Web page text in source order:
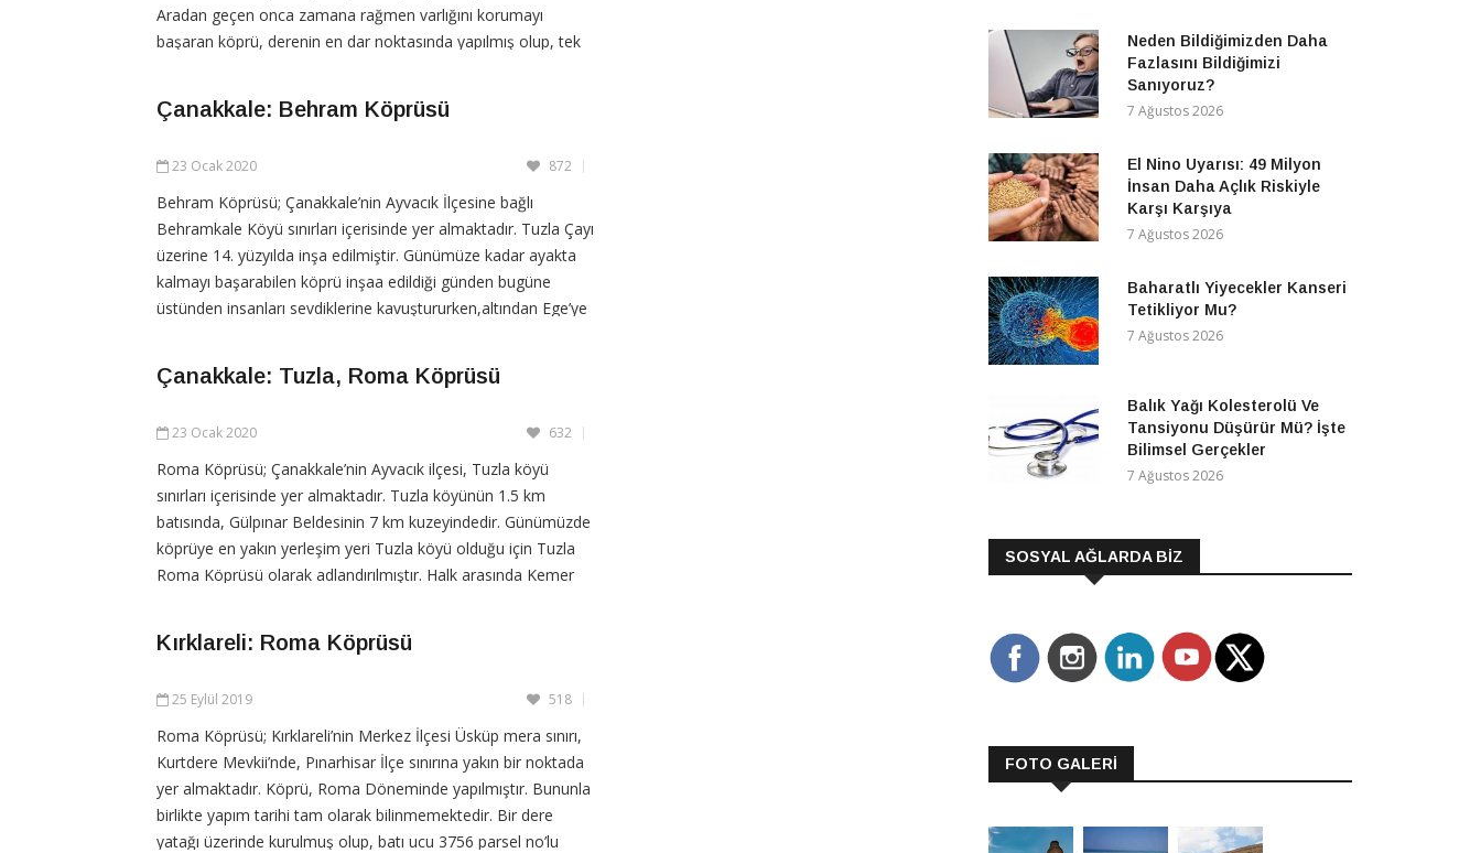
Aradan geçen onca zamana rağmen varlığını korumayı
başaran köprü, derenin en dar noktasında yapılmış olup, tek
CONTINUE READING
Çanakkale: Behram Köprüsü
23 Ocak 2020 872
Behram Köprüsü; Çanakkale’nin Ayvacık İlçesine bağlı
Behramkale Köyü sınırları içerisinde yer almaktadır. Tuzla Çayı
üzerine 14. yüzyılda inşa edilmiştir. Günümüze kadar ayakta
kalmayı başarabilen köprü inşaa edildiği günden bugüne
üstünden insanları sevdiklerine kavuştururken,altından Ege’ye
CONTINUE READING
Çanakkale: Tuzla, Roma Köprüsü
23 Ocak 2020 632
Roma Köprüsü; Çanakkale’nin Ayvacık ilçesi, Tuzla köyü
sınırları içerisinde yer almaktadır. Tuzla köyünün 1.5 km
batısında, Gülpınar Beldesinin 7 km kuzeyindedir. Günümüzde
köprüye en yakın yerleşim yeri Tuzla köyü olduğu için Tuzla
Roma Köprüsü olarak adlandırılmıştır. Halk arasında Kemer
CONTINUE READING
Kırklareli: Roma Köprüsü
25 Eylül 2019 518
Roma Köprüsü; Kırklareli’nin Merkez İlçesi Üsküp mera sınırı,
Kurtdere Mevkii’nde, Pınarhisar İlçe sınırına yakın bir noktada
yer almaktadır. Köprü, Roma Döneminde yapılmıştır. Bununla
birlikte yapım tarihi tam olarak bilinmemektedir. Bir dere
yatağı üzerinde kurulmuş olup, batı ucu 3756 parsel no’lu
Neden Bildiğimizden Daha
Fazlasını Bildiğimizi
Sanıyoruz?
7 Ağustos 2026
El Nino Uyarısı: 49 Milyon
İnsan Daha Açlık Riskiyle
Karşı Karşıya
7 Ağustos 2026
Baharatlı Yiyecekler Kanseri
Tetikliyor Mu?
7 Ağustos 2026
Balık Yağı Kolesterolü Ve
Tansiyonu Düşürür Mü? İşte
Bilimsel Gerçekler
7 Ağustos 2026
SOSYAL AĞLARDA BİZ
FOTO GALERİ